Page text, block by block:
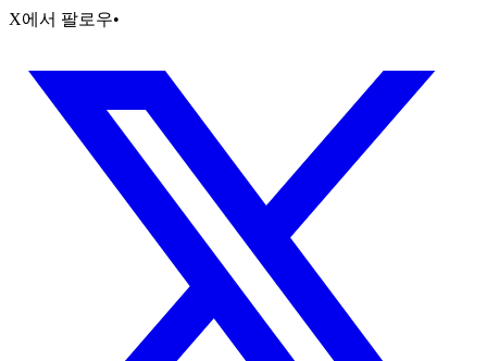
X에서 팔로우•